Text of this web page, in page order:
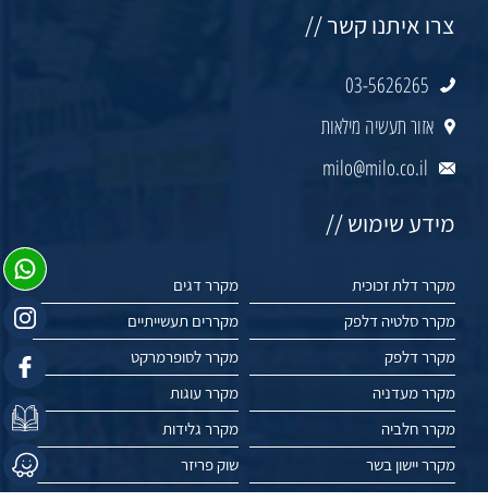
צרו איתנו קשר //
03-5626265
אזור תעשיה מילאות
milo@milo.co.il
מידע שימוש //
מקרר דלת זכוכית
מקרר דגים
מקרר סלטיה דלפק
מקררים תעשייתיים
מקרר דלפק
מקרר לסופרמרקט
מקרר מעדניה
מקרר עוגות
מקרר חלביה
מקרר גלידות
מקרר יישון בשר
שוק פריזר